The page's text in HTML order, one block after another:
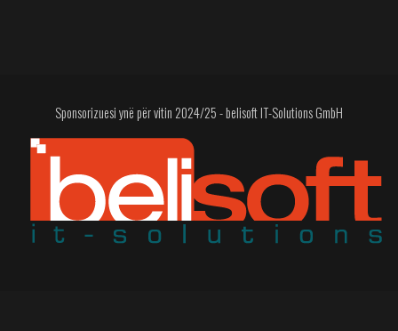
Sponsorizuesi ynë për vitin 2024/25 - belisoft IT-Solutions GmbH